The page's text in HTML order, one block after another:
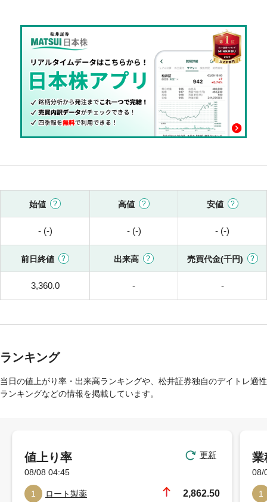
始値 高値 安値
- (-) - (-) - (-)
前日終値 出来高 売買代金(千円)
3,360.0 - -
ランキング
当日の値上がり率・出来高ランキングや、松井証券独自のデイトレ適性
ランキングなどの情報を掲載しています。